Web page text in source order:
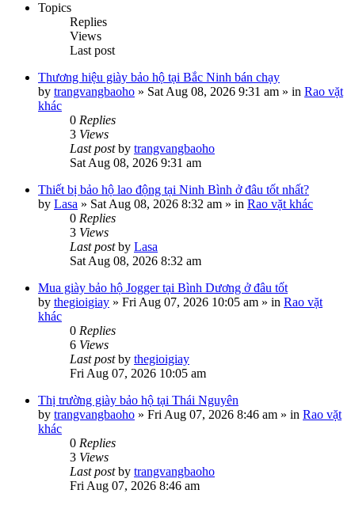
Topics
Replies
Views
Last post
Thương hiệu giày bảo hộ tại Bắc Ninh bán chạy
by trangvangbaoho » Sat Aug 08, 2026 9:31 am » in Rao vặt
khác
0 Replies
3 Views
Last postby trangvangbaoho
Sat Aug 08, 2026 9:31 am
Thiết bị bảo hộ lao động tại Ninh Bình ở đâu tốt nhất?
by Lasa » Sat Aug 08, 2026 8:32 am » in Rao vặt khác
0 Replies
3 Views
Last postby Lasa
Sat Aug 08, 2026 8:32 am
Mua giày bảo hộ Jogger tại Bình Dương ở đâu tốt
by thegioigiay » Fri Aug 07, 2026 10:05 am » in Rao vặt
khác
0 Replies
6 Views
Last postby thegioigiay
Fri Aug 07, 2026 10:05 am
Thị trường giày bảo hộ tại Thái Nguyên
by trangvangbaoho » Fri Aug 07, 2026 8:46 am » in Rao vặt
khác
0 Replies
3 Views
Last postby trangvangbaoho
Fri Aug 07, 2026 8:46 am